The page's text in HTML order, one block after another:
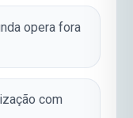
opera fora
com